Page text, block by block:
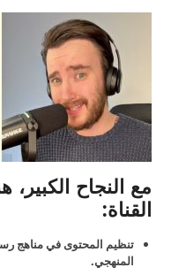
مع النجاح
القناة:
تنظيم المحتوى في مناهج
المنهجي.